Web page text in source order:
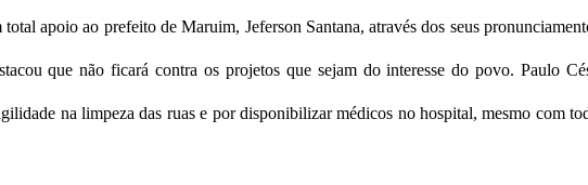
total apoio ao prefeito de Maruim, Jeferson Santana, através dos seus
que não ficará contra os projetos que sejam do interesse do povo. Paulo
na limpeza das ruas e por disponibilizar médicos no hospital, mesmo com